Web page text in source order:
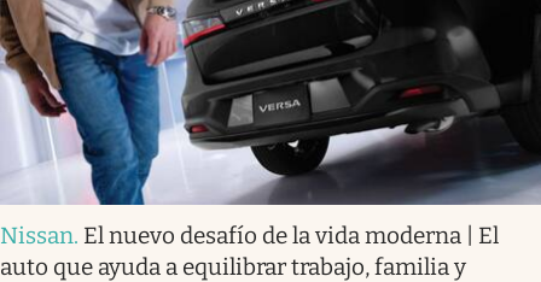
Nissan. El nuevo desafío de la vida moderna | El
auto que ayuda a equilibrar trabajo, familia y